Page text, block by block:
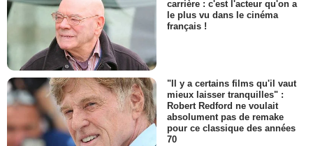
carrière : c'est l'acteur qu'on a
le plus vu dans le cinéma
français !
"Il y a certains films qu'il vaut
mieux laisser tranquilles" :
Robert Redford ne voulait
absolument pas de remake
pour ce classique des années
70